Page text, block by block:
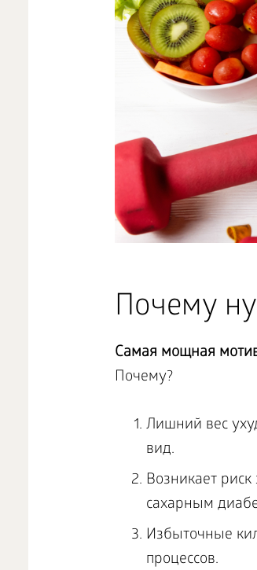
Почему
Самая мощная
Почему?
Лишний вес
вид.
Возникает
сахарным
Избыточные
процессов.